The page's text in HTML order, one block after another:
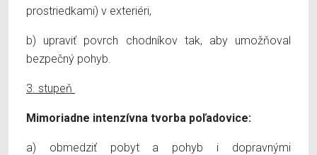
prostriedkami) v exteriéri,
b) upraviť povrch chodníkov tak, aby umožňoval
bezpečný pohyb.
3. stupeň
Mimoriadne intenzívna tvorba poľadovice:
a) obmedziť pobyt a pohyb i dopravnými